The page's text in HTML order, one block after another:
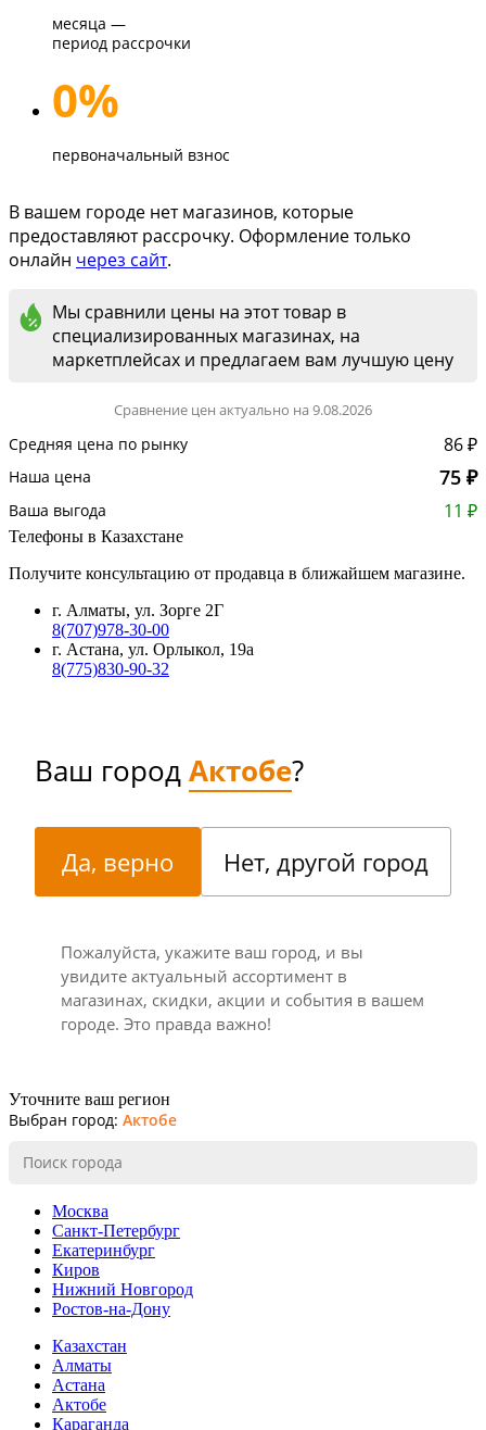
месяца —
период рассрочки
0%
первоначальный взнос
В вашем городе нет магазинов, которые
предоставляют рассрочку. Оформление только
онлайн через сайт.
Мы сравнили цены на этот товар в
специализированных магазинах, на
маркетплейсах и предлагаем вам лучшую цену
Сравнение цен актуально на 9.08.2026
Средняя цена по рынку 86 ₽
Наша цена 75 ₽
Ваша выгода 11 ₽
Телефоны в Казахстане
Получите консультацию от продавца в ближайшем магазине.
г. Алматы, ул. Зорге 2Г
8(707)978-30-00
г. Астана, ул. Орлыкол, 19а
8(775)830-90-32
Ваш городАктобе?
Да, верно Нет, другой город
Пожалуйста, укажите ваш город, и вы
увидите актуальный ассортимент в
магазинах, скидки, акции и события в вашем
городе. Это правда важно!
Уточните ваш регион
Выбран город: Актобе
Москва
Санкт-Петербург
Екатеринбург
Киров
Нижний Новгород
Ростов-на-Дону
Казахстан
Алматы
Астана
Актобе
Караганда